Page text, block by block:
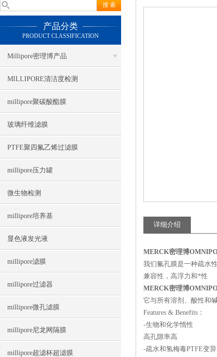
产品分类
PRODUCT CLASSIFICATION
Millipore密理博产品
MILLIPORE清洁度检测
millipore聚碳酸酯膜
玻璃纤维滤膜
PTFE聚四氟乙烯过滤膜
millipore压力罐
微生物检测
millipore培养基
显色液发光液
millipore滤膜
millipore过滤器
millipore微孔滤膜
millipore尼龙网隔膜
millipore超滤杯超滤膜
详细介绍
MERCK密理博
我们氟孔膜是一种疏水
兼容性，高浮力和*性
MERCK密理博
它与所有溶剂、酸性和
Features & Benefits：
-生物和化学惰性
高孔隙率高
-疏水和氢梅毒PTFE变